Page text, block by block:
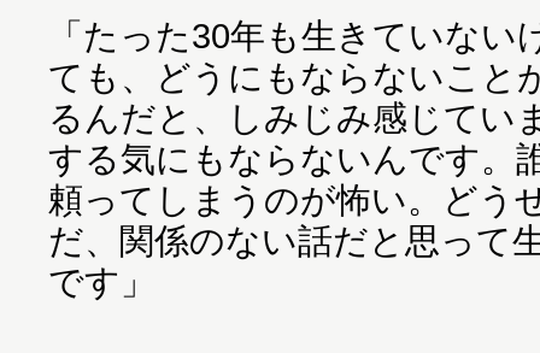
「たった30年も生きていな
ても、どうにもならないこと
るんだと、しみじみ感じてい
する気にもならないんです。
頼ってしまうのが怖い。どう
だ、関係のない話だと思って
です」